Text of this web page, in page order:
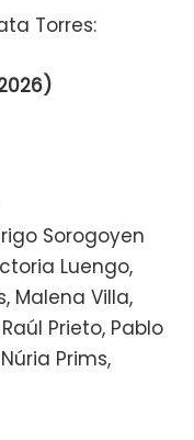
Torres:
Sorogoyen
Luengo,
Malena Villa,
Prieto, Pablo
Prims,